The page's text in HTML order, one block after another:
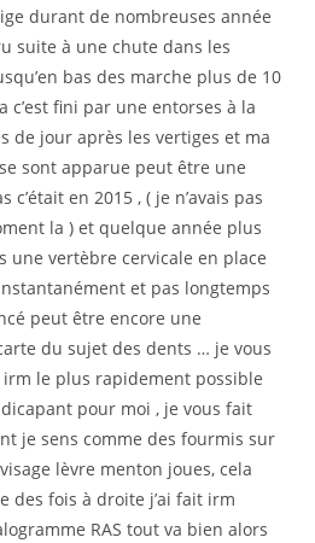
durant de nombreuses année
suite à une chute dans les
bas des marche plus de 10
c’est fini par une entorses à la
de jour après les vertiges et ma
sont apparue peut être une
en 2015 , ( je n’avais pas
la ) et quelque année plus
une vertèbre cervicale en place
et pas longtemps
peut être encore une
du sujet des dents … je vous
le plus rapidement possible
pour moi , je vous fait
je sens comme des fourmis sur
lèvre menton joues, cela
des fois à droite j’ai fait irm
RAS tout va bien alors